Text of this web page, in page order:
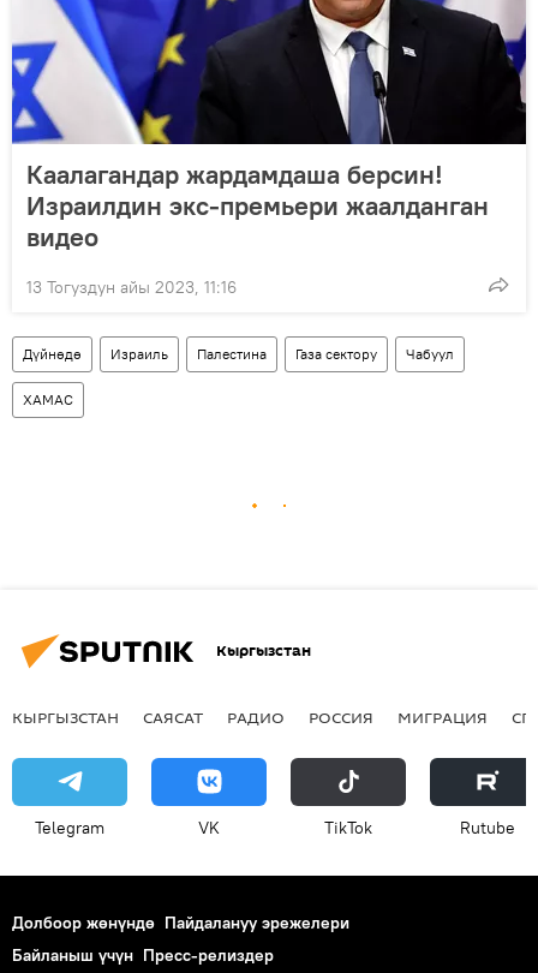
Каалагандар жардамдаша берсин!
Израилдин экс-премьери жаалданган
видео
13 Тогуздун айы 2023, 11:16
Дүйнөдө Израиль Палестина Газа сектору Чабуул
ХАМАС
Кыргызстан
КЫРГЫЗСТАН САЯСАТ РАДИО РОССИЯ МИГРАЦИЯ
Telegram VK ТikТоk Rutube
Долбоор жөнүндө Пайдалануу эрежелери
Байланыш үчүн Пресс-релиздер